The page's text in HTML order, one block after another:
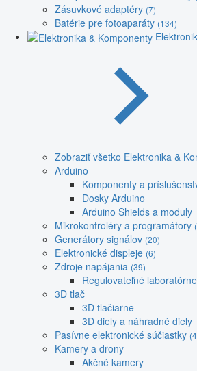
Zásuvkové adaptéry (7)
Batérie pre fotoaparáty (134)
Zobraziť všetko Elektronika &
Arduino
Komponenty a
Dosky Arduino
Arduino Shields a moduly
Mikrokontroléry a programátory
Generátory signálov (20)
Elektronické displeje (6)
Zdroje napájania (39)
Regulovateľné
3D tlač
3D tlačiarne
3D diely a náhradné diely
Pasívne elektronické súčiastky
Kamery a drony
Akčné kamery